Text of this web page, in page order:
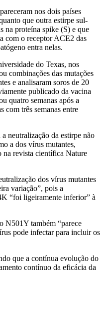
nos dois países
que outra estirpe sul-
na proteína spike (S) e que
com o receptor ACE2 das
entra nelas.
do Texas, nos
combinações das mutações
e analisaram soros de 20
publicado da vacina
quatro semanas após a
com três semanas entre
neutralização da estirpe não
a dos vírus mutantes,
revista científica Nature
dos vírus mutantes
variação”, pois a
“foi ligeiramente inferior” à
N501Y também “parece
pode infectar para incluir os
que a contínua evolução do
contínuo da eficácia da